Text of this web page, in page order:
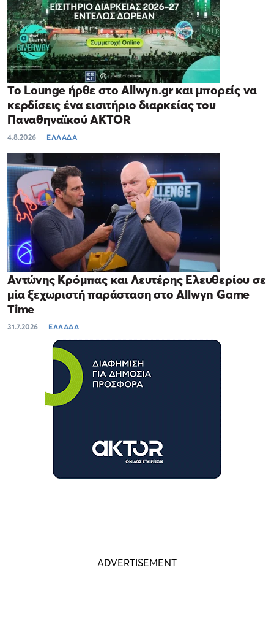
Το Lounge ήρθε στο Allwyn.gr και μπορείς να
κερδίσεις ένα εισιτήριο διαρκείας του
Παναθηναϊκού AKTOR
4.8.2026 ΕΛΛΑΔΑ
Αντώνης Κρόμπας και Λευτέρης Ελευθερίου σε
μία ξεχωριστή παράσταση στο Allwyn Game
Time
31.7.2026 ΕΛΛΑΔΑ